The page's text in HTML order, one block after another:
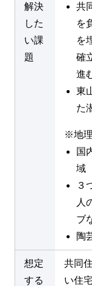
解決
した
い課
題
共
を
を
確
進
東
た
※地
国
域
３
人
ブ
陶
想定
する
共同
い住